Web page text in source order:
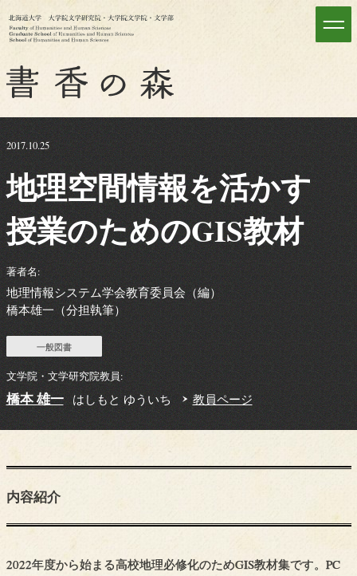
2017.10.25
地理空間情報を活かす
授業のためのGIS教材
著者名:
地理情報システム学会教育委員会（編）
橋本雄一（分担執筆）
一般図書
文学院・文学研究院教員:
橋本 雄一 はしもと ゆういち 教員ページ
内容紹介
2022年度から始まる高校地理必修化のためGIS教材集です。PC